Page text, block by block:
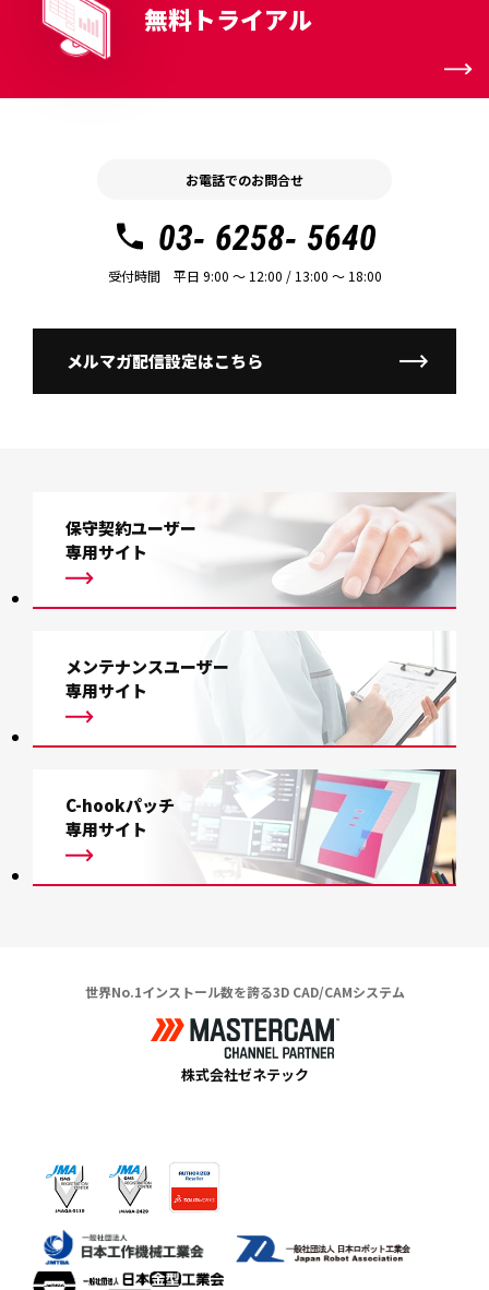
無料トライアル
お電話でのお問合せ
03- 6258- 5640
受付時間 平日 9:00 〜 12:00 / 13:00 〜 18:00
メルマガ配信設定はこちら
保守契約ユーザー
専用サイト
メンテナンスユーザー
専用サイト
C-hookパッチ
専用サイト
世界No.1インストール数を誇る3D CAD/CAMシステム
株式会社ゼネテック